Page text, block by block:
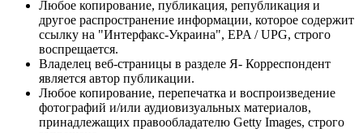
Любое копирование, публикация, републикация и
другое распространение информации, которое содержит
ссылку на "Интерфакс-Украина", EPA / UPG, строго
воспрещается.
Владелец веб-страницы в разделе Я- Корреспондент
является автор публикации.
Любое копирование, перепечатка и воспроизведение
фотографий и/или аудиовизуальных материалов,
принадлежащих правообладателю Getty Images, строго